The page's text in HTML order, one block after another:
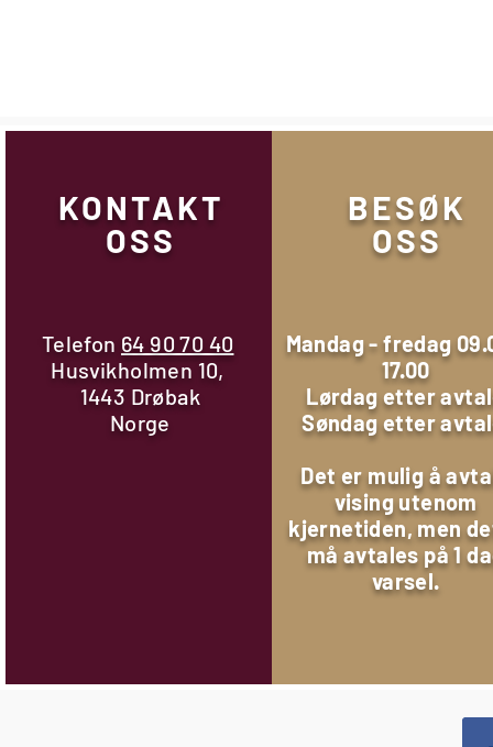
KONTAKT
OSS
Telefon 64 90 70 40
Husvikholmen 10,
1443 Drøbak
Norge
BESØK
OSS
Mandag - fredag
17.00
Lørdag etter
Søndag etter
Det er mulig å
vising utenom
kjernetiden, men
må avtales på 1
varsel.